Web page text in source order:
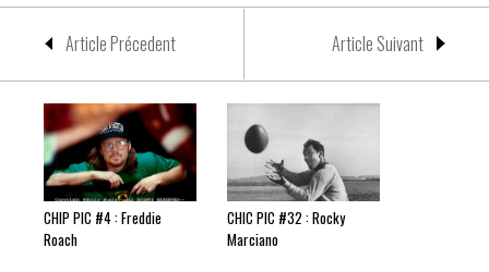
Article Précedent Article Suivant
CHIP PIC #4 : Freddie
Roach
CHIC PIC #32 : Rocky
Marciano